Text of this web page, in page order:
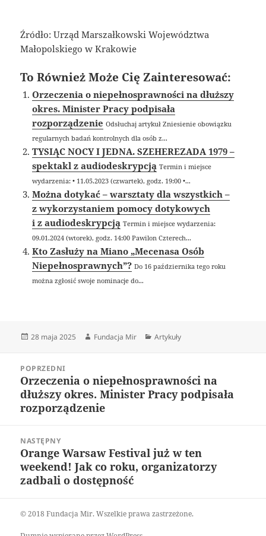
Źródło: Urząd Marszałkowski Województwa
Małopolskiego w Krakowie
To Również Może Cię Zainteresować:
Orzeczenia o niepełnosprawności na dłuższy
okres. Minister Pracy podpisała
rozporządzenie Odsłuchaj artykuł Zniesienie obowiązku
regularnych badań kontrolnych dla osób z...
TYSIĄC NOCY I JEDNA. SZEHEREZADA 1979 –
spektakl z audiodeskrypcją Termin i miejsce
wydarzenia: • 11.05.2023 (czwartek), godz. 19:00 •...
Można dotykać – warsztaty dla wszystkich –
z wykorzystaniem pomocy dotykowych
i z audiodeskrypcją Termin i miejsce wydarzenia:
09.01.2024 (wtorek), godz. 14:00 Pawilon Czterech...
Kto Zasłuży na Miano „Mecenasa Osób
Niepełnosprawnych”? Do 16 października tego roku
można zgłosić swoje nominacje do...
Data
28 maja 2025 Autor
Fundacja Mir Kategorie
Artykuły
wpisuPOPRZEDNI
Poprzedni
wpis:
Orzeczenia o niepełnosprawności na
dłuższy okres. Minister Pracy podpisała
rozporządzenie
NASTĘPNY
Następny
wpis:
Orange Warsaw Festival już w ten
weekend! Jak co roku, organizatorzy
zadbali o dostępność
© 2018 Fundacja Mir. Wszelkie prawa zastrzeżone.